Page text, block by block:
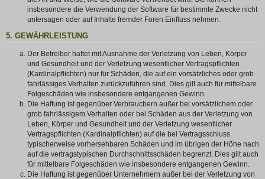
insbesondere die Verwendung der Software für bestimmte Zwecke nicht
untersagen oder auf Inhalte fremder Foren Einfluss nehmen.
5. GEWÄHRLEISTUNG
Der Betreiber haftet mit Ausnahme der Verletzung von Leben, Körper
und Gesundheit und der Verletzung wesentlicher Vertragspflichten
(Kardinalpflichten) nur für Schäden, die auf ein vorsätzliches oder grob
fahrlässiges Verhalten zurückzuführen sind. Dies gilt auch für mittelbare
Folgeschäden wie insbesondere entgangenen Gewinn.
Die Haftung ist gegenüber Verbrauchern außer bei vorsätzlichem oder
grob fahrlässigem Verhalten oder bei Schäden aus der Verletzung von
Leben, Körper und Gesundheit und der Verletzung wesentlicher
Vertragspflichten (Kardinalpflichten) auf die bei Vertragsschluss
typischerweise vorhersehbaren Schäden und im übrigen der Höhe nach
auf die vertragstypischen Durchschnittsschäden begrenzt. Dies gilt auch
für mittelbare Folgeschäden wie insbesondere entgangenen Gewinn.
Die Haftung ist gegenüber Unternehmern außer bei der Verletzung von